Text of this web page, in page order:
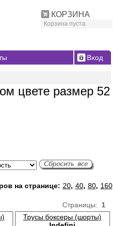
КОРЗИНА
Корзина пуста.
Вход
цвете размер 52
на странице: 20, 40, 80, 160
Страницы: 1
Трусы боксеры (шорты)